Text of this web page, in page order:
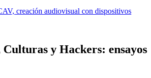
creación audiovisual con dispositivos
Culturas y Hackers: ensayos